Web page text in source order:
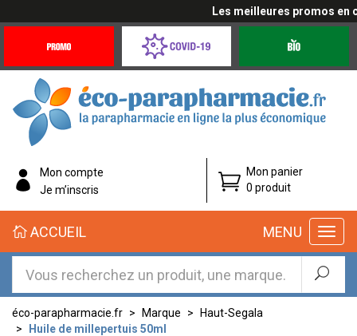
Les meilleures promos en
Offres
Coronavirus
éco-
parapharmacie.fr
éco-
parapharmacie.fr
Mon compte
Je m’inscris
Mon panier
0 produit
MENU
ACCUEIL
éco-parapharmacie.fr Marque
Haut-Segala
Huile de millepertuis 50ml